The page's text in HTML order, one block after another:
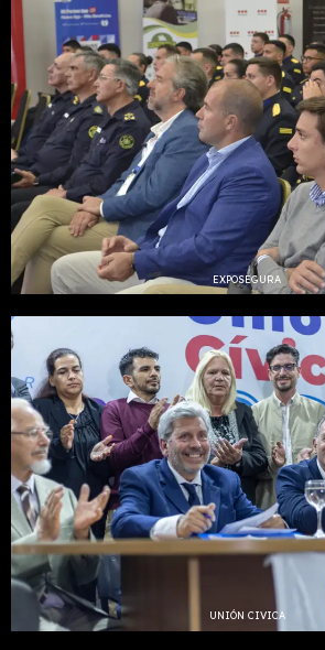
EXPOSEGURA
UNIÓN CIVICA